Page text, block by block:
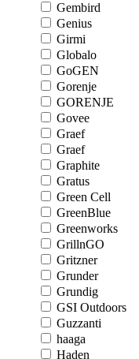
Gembird
Genius
Girmi
Globalo
GoGEN
Gorenje
GORENJE
Govee
Graef
Graef
Graphite
Gratus
Green Cell
GreenBlue
Greenworks
GrillnGO
Gritzner
Grunder
Grundig
GSI Outdoors
Guzzanti
haaga
Haden